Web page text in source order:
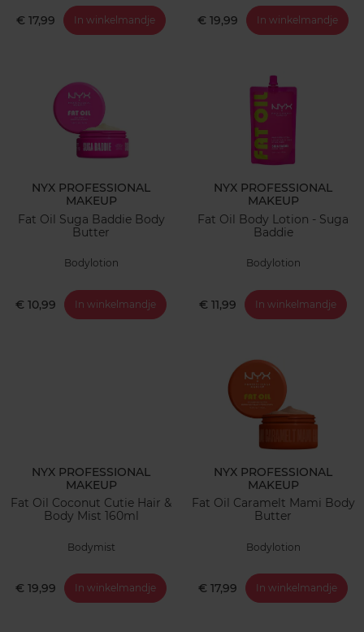
€ 17,99 In winkelmandje € 19,99 In winkelmandje
NYX PROFESSIONAL
MAKEUP
Fat Oil Suga Baddie Body
Butter
Bodylotion
€ 10,99 In winkelmandje
NYX PROFESSIONAL
MAKEUP
Fat Oil Body Lotion - Suga
Baddie
Bodylotion
€ 11,99 In winkelmandje
NYX PROFESSIONAL
MAKEUP
Fat Oil Coconut Cutie Hair &
Body Mist 160ml
Bodymist
€ 19,99 In winkelmandje
NYX PROFESSIONAL
MAKEUP
Fat Oil Caramelt Mami Body
Butter
Bodylotion
€ 17,99 In winkelmandje